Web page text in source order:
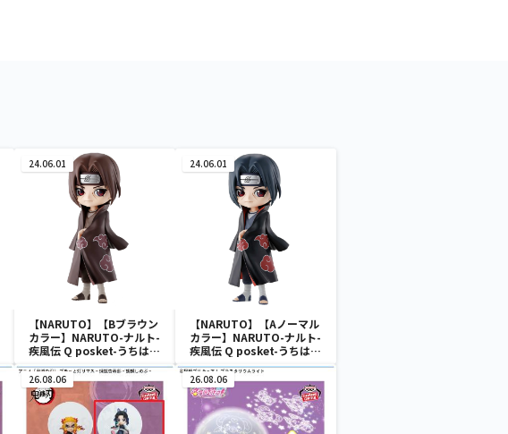
24.06.01
【NARUTO】【Bブラウン
カラー】NARUTO-ナルト-
疾風伝 Q posket-うちはイ
タチ-
24.06.01
【NARUTO】【Aノーマル
カラー】NARUTO-ナルト-
疾風伝 Q posket-うちはイ
タチ-
26.08.06 26.08.06